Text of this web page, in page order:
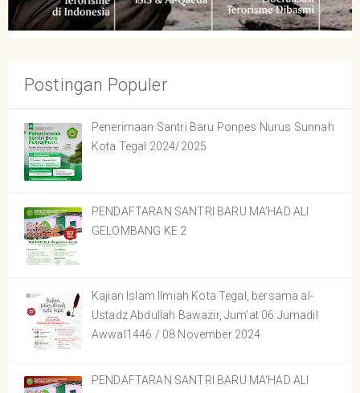
Postingan Populer
Penerimaan Santri Baru Ponpes Nurus Sunnah
Kota Tegal 2024/2025
PENDAFTARAN SANTRI BARU MA'HAD ALI
GELOMBANG KE 2
Kajian Islam Ilmiah Kota Tegal, bersama al-
Ustadz Abdullah Bawazir, Jum'at 06 Jumadil
Awwal1446 / 08 November 2024
PENDAFTARAN SANTRI BARU MA'HAD ALI